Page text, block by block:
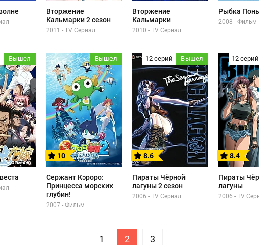
Вторжение
Кальмарки 2 сезон
2011 - TV Сериал
Вторжение
Кальмарки
2010 - TV Сериал
Рыбка
2008 - Фильм
Вышел Вышел
10
Сержант Кэроро:
Принцесса морских
глубин!
2007 - Фильм
12 серий Вышел
8.6
Пираты Чёрной
лагуны 2 сезон
2006 - TV Сериал
12 серий
8.4
Пираты
лагуны
2006 - TV
1 2 3